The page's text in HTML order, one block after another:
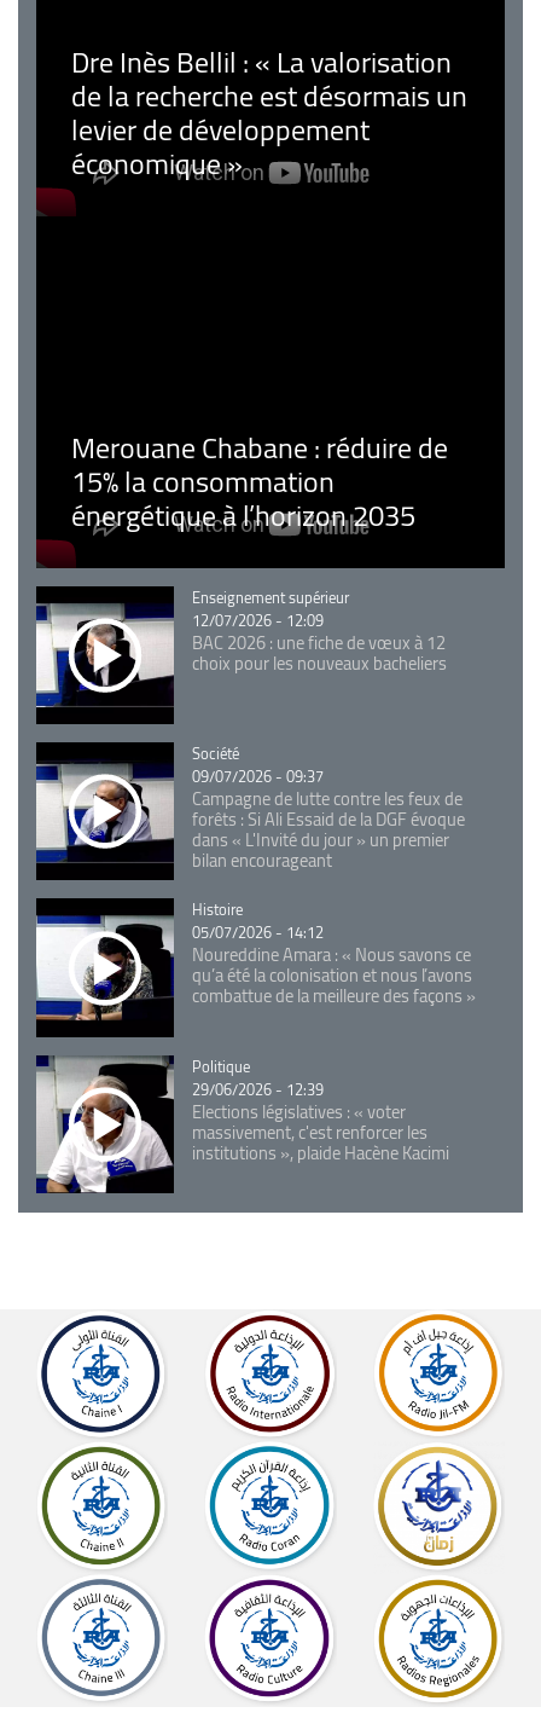
Dre Inès Bellil : « La valorisation
de la recherche est désormais un
levier de développement
économique »
Merouane Chabane : réduire de
15% la consommation
énergétique à l’horizon 2035
Catégorie
Enseignement supérieur
12/07/2026 - 12:09
BAC 2026 : une fiche de vœux à 12
choix pour les nouveaux bacheliers
Catégorie
Société
09/07/2026 - 09:37
Campagne de lutte contre les feux de
forêts : Si Ali Essaid de la DGF évoque
dans « L'Invité du jour » un premier
bilan encourageant
Catégorie
Histoire
05/07/2026 - 14:12
Noureddine Amara : « Nous savons ce
qu’a été la colonisation et nous l’avons
combattue de la meilleure des façons »
Catégorie
Politique
29/06/2026 - 12:39
Elections législatives : « voter
massivement, c'est renforcer les
institutions », plaide Hacène Kacimi